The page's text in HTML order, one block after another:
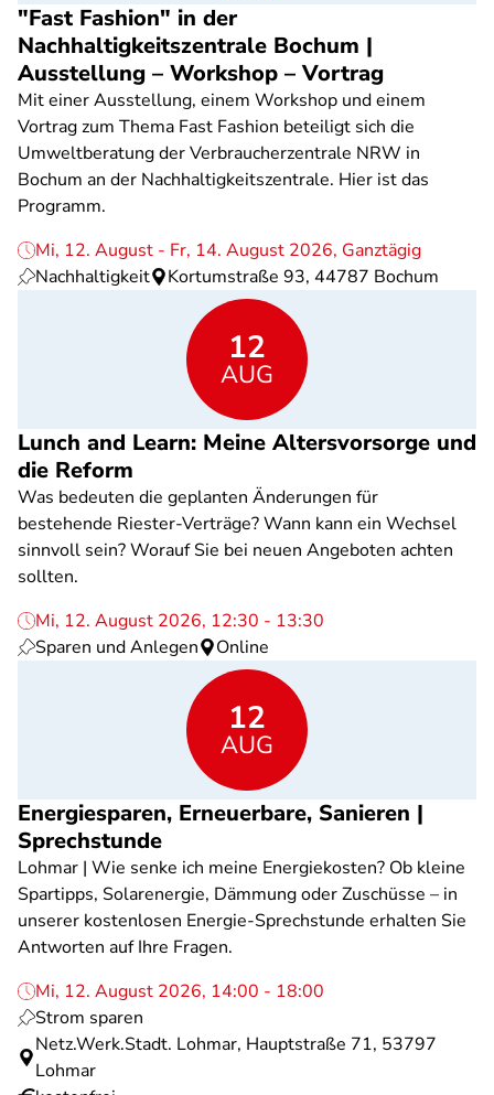
"Fast Fashion" in der
Nachhaltigkeitszentrale Bochum |
Ausstellung – Workshop – Vortrag
Mit einer Ausstellung, einem Workshop und einem
Vortrag zum Thema Fast Fashion beteiligt sich die
Umweltberatung der Verbraucherzentrale NRW in
Bochum an der Nachhaltigkeitszentrale. Hier ist das
Programm.
Mi, 12. August - Fr, 14. August 2026, Ganztägig
Nachhaltigkeit
Kortumstraße 93, 44787 Bochum
12
AUG
Lunch and Learn: Meine Altersvorsorge und
die Reform
Was bedeuten die geplanten Änderungen für
bestehende Riester-Verträge? Wann kann ein Wechsel
sinnvoll sein? Worauf Sie bei neuen Angeboten achten
sollten.
Mi, 12. August 2026, 12:30 - 13:30
Sparen und Anlegen
Online
12
AUG
Energiesparen, Erneuerbare, Sanieren |
Sprechstunde
Lohmar | Wie senke ich meine Energiekosten? Ob kleine
Spartipps, Solarenergie, Dämmung oder Zuschüsse – in
unserer kostenlosen Energie-Sprechstunde erhalten Sie
Antworten auf Ihre Fragen.
Mi, 12. August 2026, 14:00 - 18:00
Strom sparen
Netz.Werk.Stadt. Lohmar, Hauptstraße 71, 53797
Lohmar